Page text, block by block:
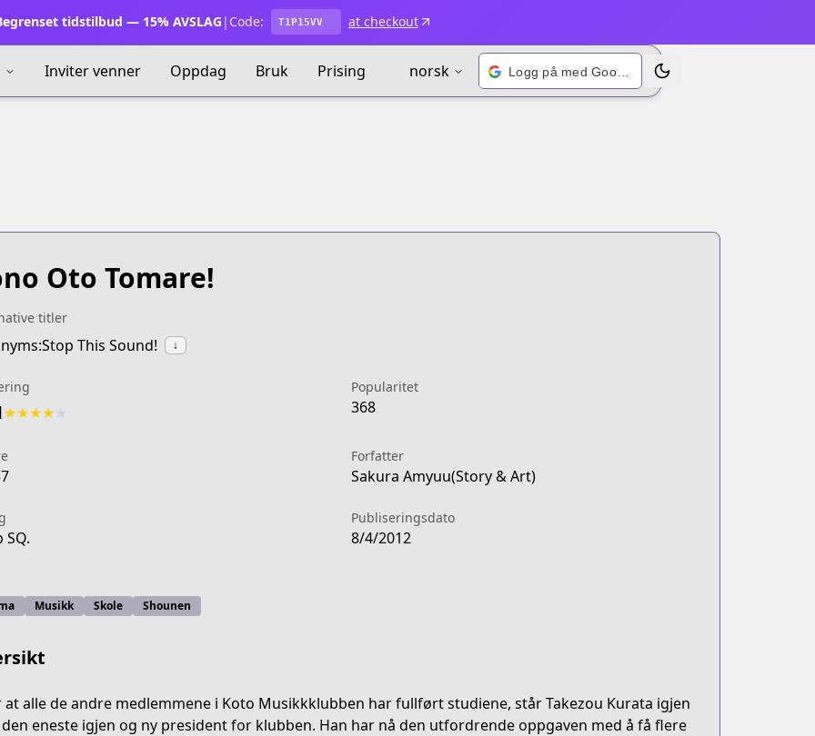
tidstilbud — 15% AVSLAG | Code: T1P15VV at checkout
Inviter venner Oppdag Bruk Prising norsk Logg på med Google Bytt tema
Oto Tomare!
titler
This Sound! ↓
★★★★
Popularitet
368
Forfatter
Sakura Amyuu(Story & Art)
SQ.
Publiseringsdato
8/4/2012
Musikk Skole Shounen
at alle de andre medlemmene i Koto Musikkklubben har fullført studiene, står Takezou Kurata igjen
eneste igjen og ny president for klubben. Han har nå den utfordrende oppgaven med å få flere